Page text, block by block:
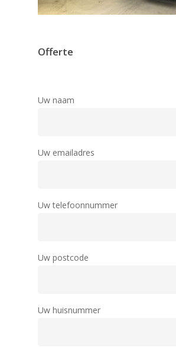
Offerte
Uw naam
Uw emailadres
Uw telefoonnummer
Uw postcode
Uw huisnummer